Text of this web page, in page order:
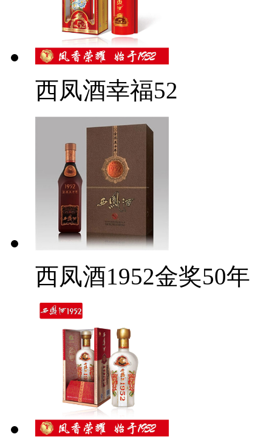
西凤酒幸福52
西凤酒1952金奖50年